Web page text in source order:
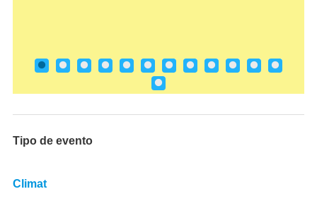
Tipo de evento
Climat